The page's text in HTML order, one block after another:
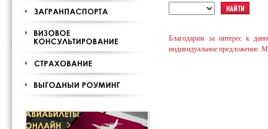
Благодарим за интерес к
индивидуальное предложение.